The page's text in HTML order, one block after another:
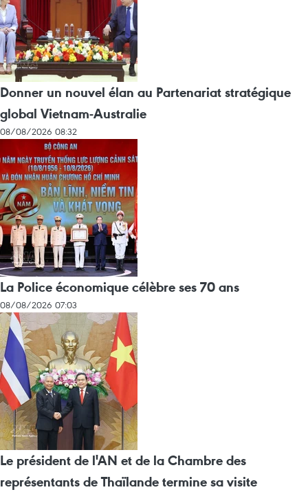
Donner un nouvel élan au Partenariat stratégique
global Vietnam-Australie
08/08/2026 08:32
La Police économique célèbre ses 70 ans
08/08/2026 07:03
Le président de l'AN et de la Chambre des
représentants de Thaïlande termine sa visite